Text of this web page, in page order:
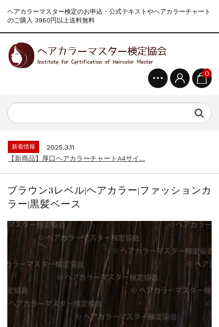
ヘアカラーマスター検定のお申込・公式テキストやヘアカラーチャート
のご購入 3960円以上送料無料
0
一部ヘアカラーチャートのお値引きを行いま...
新着情報
2026.7.1
新着情報
2025.3.11
【新商品】厚口ヘアカラーチャートA4サイ...
新着情報
2024.4.10
在庫処分セールのお知らせ【なくなり次第終...
一部ヘアカラーチャートのお値引きを行いま...
2026.7.1
2026年度夏季・シルバーウィーク休業の...
新着情報
2025.3.11
【新商品】厚口ヘアカラーチャートA4サイ...
新着情報
2024.7.2
9月24日頃よりオンラインショップの送料...
2024.4.10
在庫処分セールのお知らせ【なくなり次第終...
ブラウン3レベル|ヘアカラー|ファッションカ
ラー|黒髪ベース